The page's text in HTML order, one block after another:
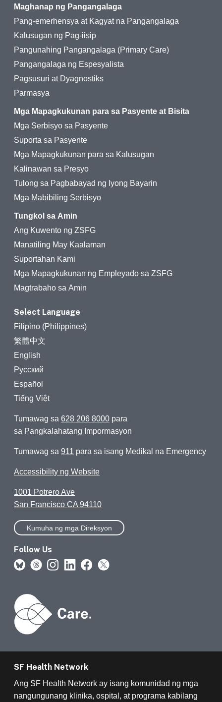
Maghanap ng Pangangalaga
Pang-emerhensya at Kagyat na Pangangalaga
Kalusugan ng Pag-iisip
Pangunahing Pangangalaga (Primary Care)
Pangangalaga ng Espesyalista
Pagsusuri at Dyagnostiks
Parmasya
Mga Mapagkukunan para sa Pasyente at Bisita
Mga Serbisyo sa Pasyente
Suporta sa Pasyente
Mga Mapagkukunan para sa Kalusugan
Kalinawan sa Presyo
Tulong sa Pagbabayad ng Iyong Bayarin
Mga Mabibiling Serbisyo
Tungkol sa Amin
Ang Kuwento ng ZSFG
Manatiling May Kaalaman
Suportahan Kami
Mga Mapagkukunan ng Empleyado sa ZSFG
Magtrabaho sa Amin
Select Language
Filipino (Philippines)
繁體中文
English
Русский
Español
Tiếng Việt
Tumawag sa 628 206 8000 para
sa Pangkalahatang Impormasyon
Tumawag sa 911 para sa isang Medikal na Emergency
Accessibility ng Website
1001 Potrero Ave
San Francisco CA 94110
Kumuha ng mga Direksyon
Follow Us
SF Health Network
Ang SF Health Network ay isang komunidad ng mga
nangungunang klinika, ospital, at programa kabilang